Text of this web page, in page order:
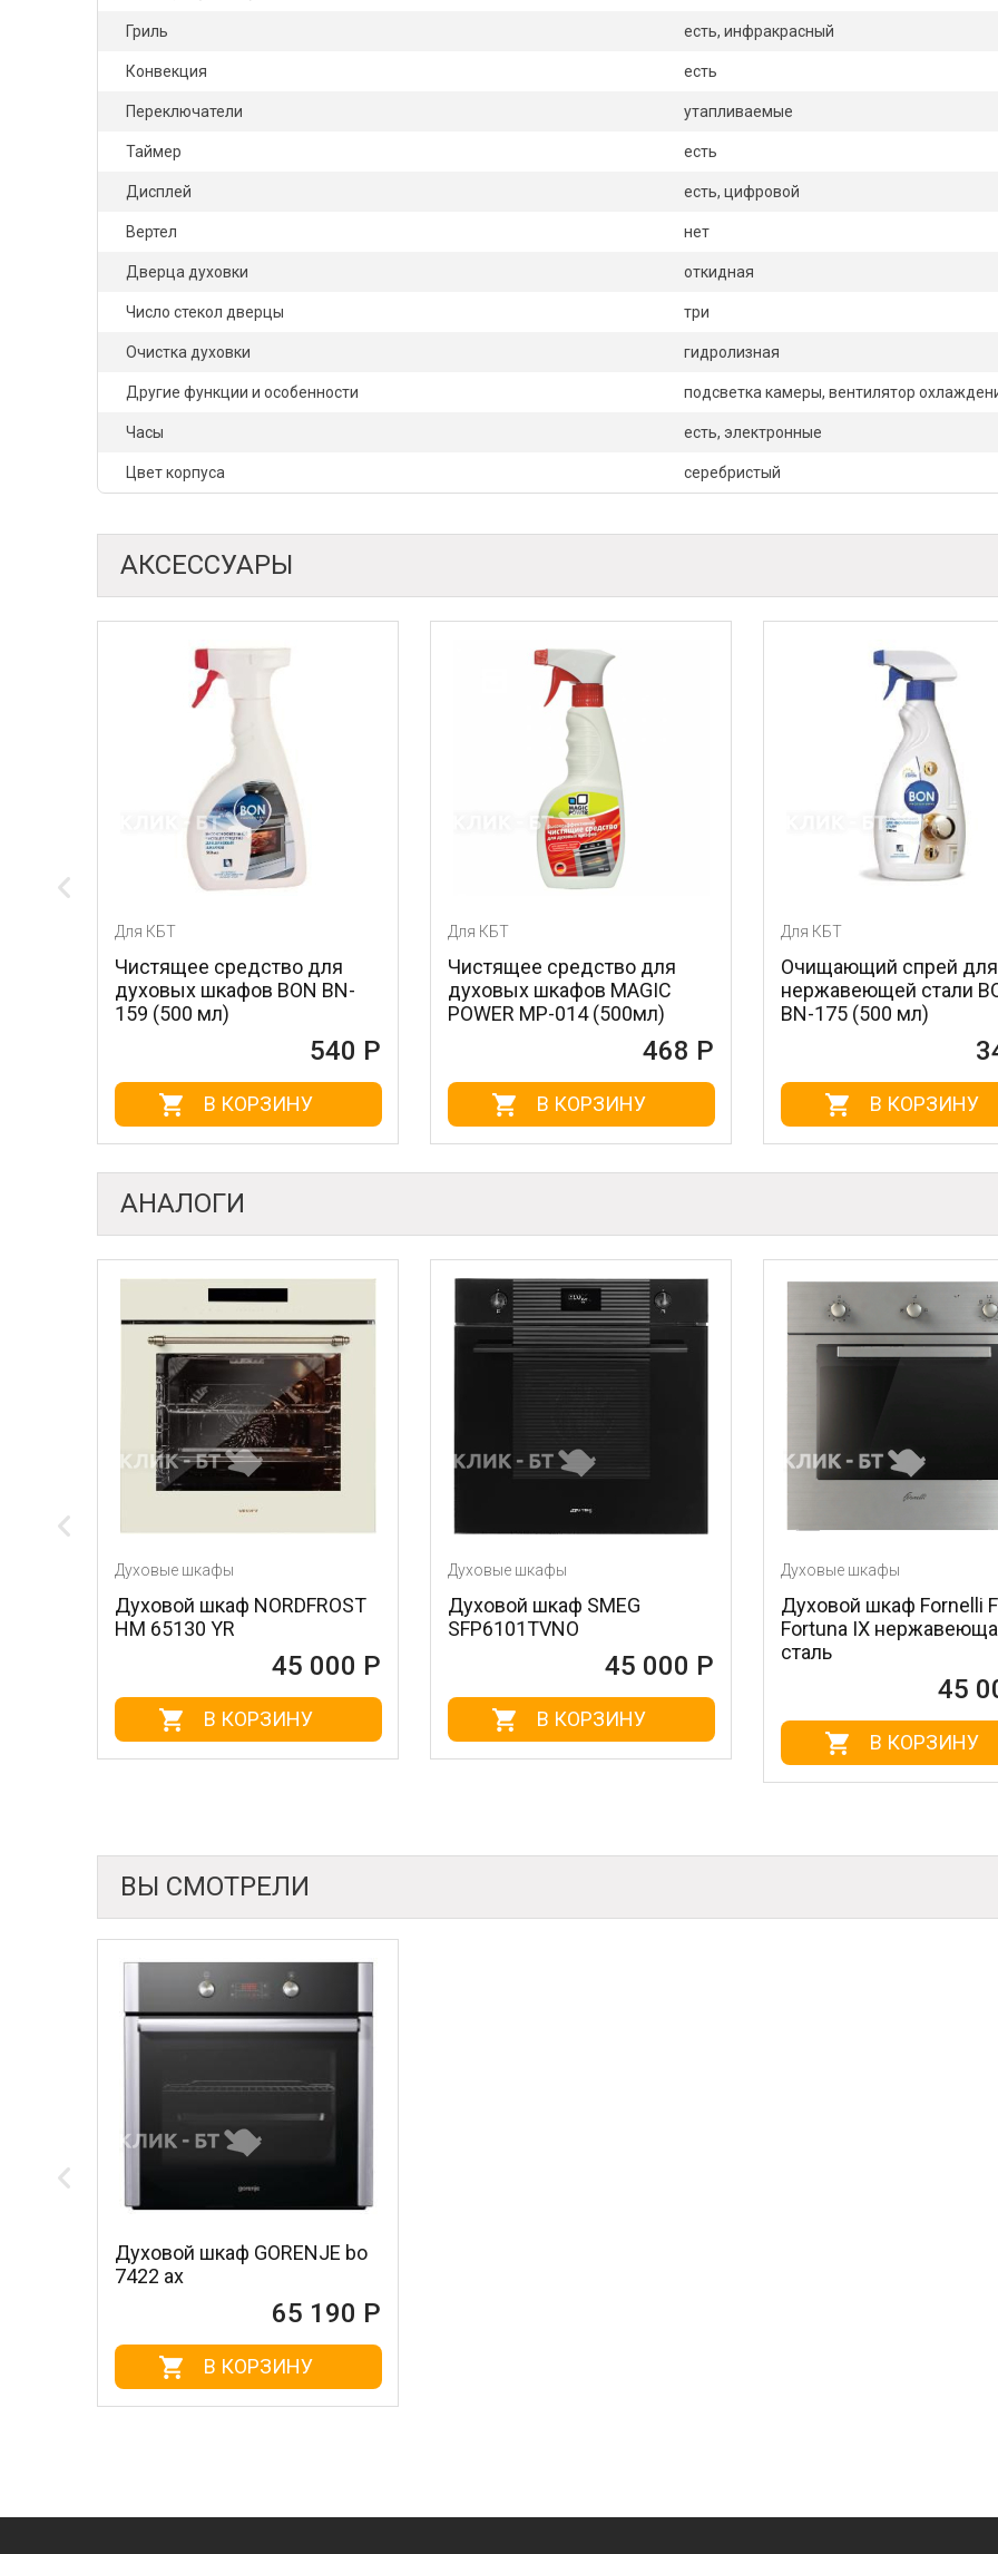
Гриль есть, инфракрасный
Конвекция есть
Переключатели утапливаемые
Таймер есть
Дисплей есть, цифровой
Вертел нет
Дверца духовки откидная
Число стекол дверцы три
Очистка духовки гидролизная
Другие функции и особенности подсветка камеры, вентилятор
Часы есть, электронные
Цвет корпуса серебристый
АКСЕССУАРЫ
Для КБТ
Чистящее средство для
духовых шкафов BON BN-
159 (500 мл)
540 Р
В КОРЗИНУ
Для КБТ
Чистящее средство для
духовых шкафов MAGIC
POWER MP-014 (500мл)
468 Р
В КОРЗИНУ
Для КБТ
Очищающий спрей для
нержавеющей стали
BN-175 (500 мл)
В КОРЗИНУ
АНАЛОГИ
Духовые шкафы
Духовой шкаф NORDFROST
HM 65130 YR
45 000 Р
В КОРЗИНУ
Духовые шкафы
Духовой шкаф SMEG
SFP6101TVNO
45 000 Р
В КОРЗИНУ
Духовые шкафы
Духовой шкаф Fornelli FG 60
Fortuna IX нержавеющая
сталь
45 000 Р
В КОРЗИНУ
ВЫ СМОТРЕЛИ
Духовой шкаф GORENJE bo
7422 ax
65 190 Р
В КОРЗИНУ